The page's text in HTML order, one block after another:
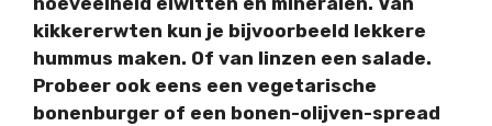
kikkererwten kun je bijvoorbeeld lekkere
hummus maken. Of van linzen een salade.
Probeer ook eens een vegetarische
bonenburger of een bonen-olijven-spread